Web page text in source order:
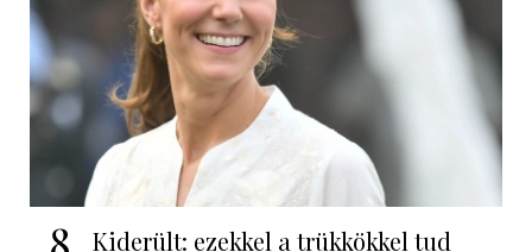
Kiderült: ezekkel a trükkökkel tud